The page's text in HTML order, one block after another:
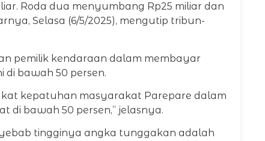
Roda dua menyumbang Rp25 miliar dan
Selasa (6/5/2025), mengutip tribun-
pemilik kendaraan dalam membayar
di bawah 50 persen.
kepatuhan masyarakat Parepare dalam
di bawah 50 persen,” jelasnya.
tingginya angka tunggakan adalah